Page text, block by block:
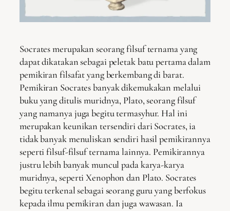
Socrates merupakan seorang filsuf ternama yang
dapat dikatakan sebagai peletak batu pertama dalam
pemikiran filsafat yang berkembang di barat.
Pemikiran Socrates banyak dikemukakan melalui
buku yang ditulis muridnya, Plato, seorang filsuf
yang namanya juga begitu termasyhur. Hal ini
merupakan keunikan tersendiri dari Socrates, ia
tidak banyak menuliskan sendiri hasil pemikirannya
seperti filsuf-filsuf ternama lainnya. Pemikirannya
justru lebih banyak muncul pada karya-karya
muridnya, seperti Xenophon dan Plato. Socrates
begitu terkenal sebagai seorang guru yang berfokus
kepada ilmu pemikiran dan juga wawasan. Ia